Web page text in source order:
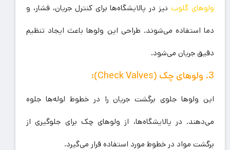
ولوهای گلوبنیز در پالایشگاه‌ها برای کنترل جریان، فشار، و
دما استفاده می‌شوند. طراحی این ولوها باعث ایجاد تنظیم
دقیق جریان می‌شود.
3. ولوهای چک ( Check Valves
):
این ولوها جلوی برگشت جریان را در خطوط لوله‌ها جلوه
می‌دهند. در پالایشگاه‌ها، از ولوهای چک برای جلوگیری از
برگشت مواد در خطوط مورد استفاده قرار می‌گیرد.